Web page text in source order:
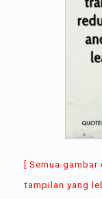
[ Semua
tampilan yang